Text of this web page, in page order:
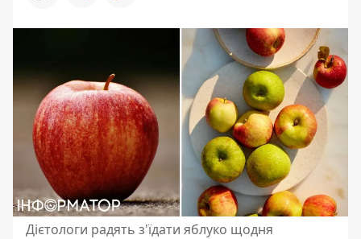
Дієтологи радять з'їдати яблуко щодня